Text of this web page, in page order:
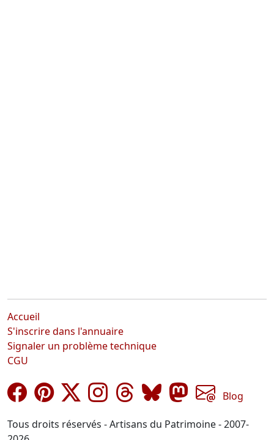
Accueil
S'inscrire dans l'annuaire
Signaler un problème technique
CGU
Blog
Tous droits réservés - Artisans du Patrimoine - 2007-